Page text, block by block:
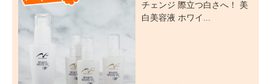
チェンジ 際立つ白さへ！ 美
白美容液 ホワイ...